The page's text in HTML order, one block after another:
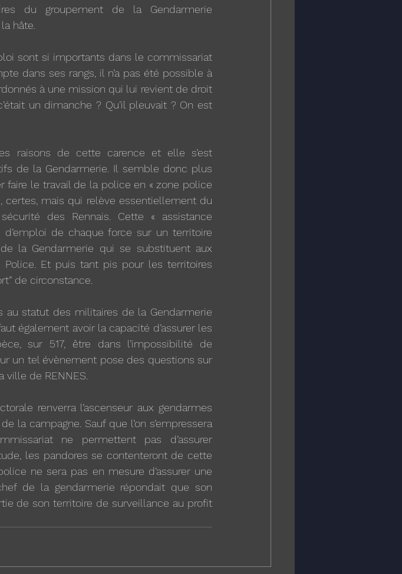
du groupement de la Gendarmerie
hâte.
sont si importants dans le commissariat
dans ses rangs, il n’a pas été possible à
à une mission qui lui revient de droit
un dimanche ? Qu’il pleuvait ? On est
raisons de cette carence et elle s’est
de la Gendarmerie. Il semble donc plus
le travail de la police en « zone police
certes, mais qui relève essentiellement du
des Rennais. Cette « assistance
de chaque force sur un territoire
la Gendarmerie qui se substituent aux
Police. Et puis tant pis pour les territoires
de circonstance.
statut des militaires de la Gendarmerie
également avoir la capacité d’assurer les
sur 517, être dans l’impossibilité de
un tel évènement pose des questions sur
de RENNES.
renverra l’ascenseur aux gendarmes
la campagne. Sauf que l’on s’empressera
ne permettent pas d’assurer
les pandores se contenteront de cette
ne sera pas en mesure d’assurer une
de la gendarmerie répondait que son
de son territoire de surveillance au profit